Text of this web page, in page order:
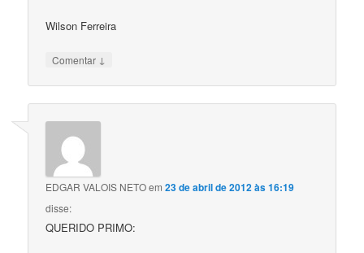
Wilson Ferreira
Comentar ↓
EDGAR VALOIS NETOem23 de abril de 2012 às 16:19
disse:
QUERIDO PRIMO: